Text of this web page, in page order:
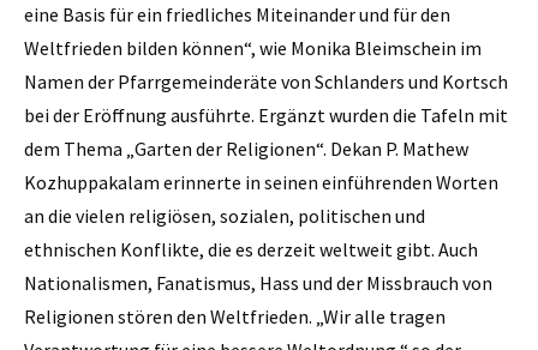
eine Basis für ein friedliches Miteinander und für den
Weltfrieden bilden können“, wie Monika Bleimschein im
Namen der Pfarrgemeinderäte von Schlanders und Kortsch
bei der Eröffnung ausführte. Ergänzt wurden die Tafeln mit
dem Thema „Garten der Religionen“. Dekan P. Mathew
Kozhuppakalam erinnerte in seinen einführenden Worten
an die vielen religiösen, sozialen, politischen und
ethnischen Konflikte, die es derzeit weltweit gibt. Auch
Nationalismen, Fanatismus, Hass und der Missbrauch von
Religionen stören den Weltfrieden. „Wir alle tragen